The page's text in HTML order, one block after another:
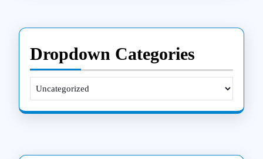
Dropdown Categories